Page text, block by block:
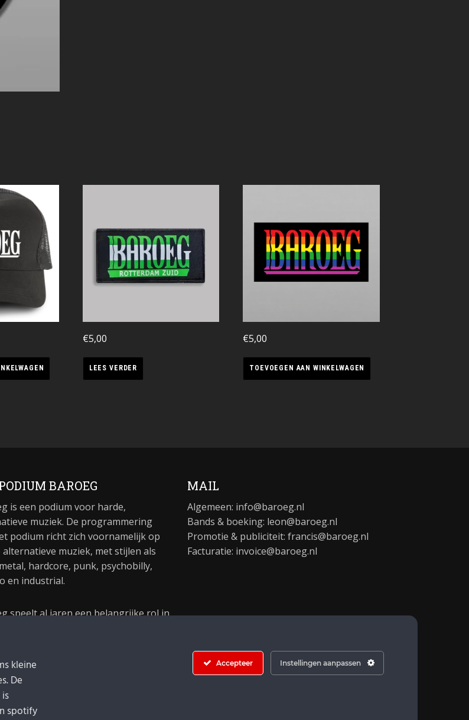
€5,00
LEES VERDER
€5,00
TOEVOEGEN AAN WINKELWAGEN
BAROEG
is een podium voor harde,
muziek. De programmering
podium richt zich voornamelijk op
alternatieve muziek, met stijlen als
hardcore, punk, psychobilly,
en industrial.
speelt al jaren een belangrijke rol in
MAIL
Algemeen: info@baroeg.nl
Bands & boeking: leon@baroeg.nl
Promotie & publiciteit: francis@baroeg.nl
Facturatie: invoice@baroeg.nl
kleine
De
spotify
Accepteer Instellingen aanpassen